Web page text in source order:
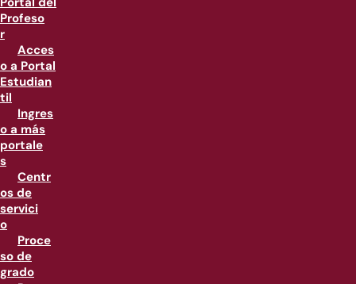
Profeso
r
Acces
o a Portal
Estudian
til
Ingres
o a más
portale
s
Centr
os de
servici
o
Proce
so de
grado